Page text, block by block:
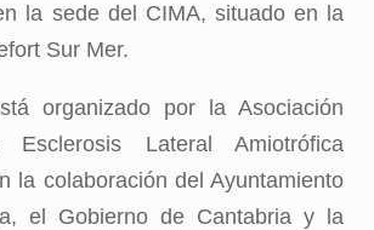
la sede del CIMA, situado en la
Sur Mer.
organizado por la Asociación
Esclerosis Lateral Amiotrófica
la colaboración del Ayuntamiento
el Gobierno de Cantabria y la